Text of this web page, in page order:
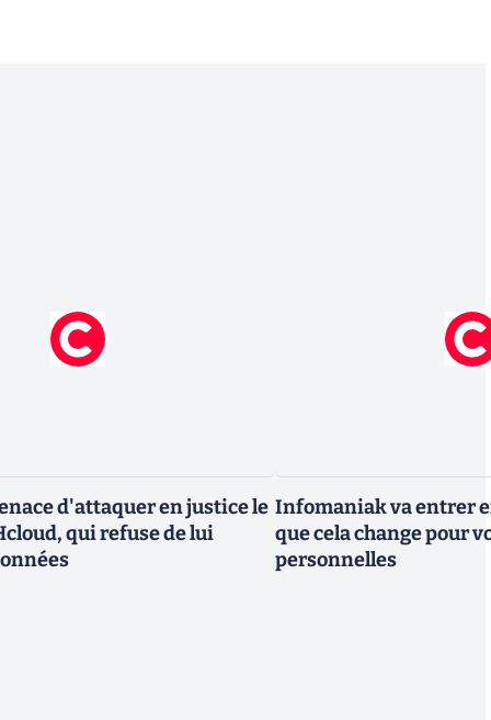
d'attaquer en justice le
qui refuse de lui
Infomaniak va entrer
que cela change pour
personnelles